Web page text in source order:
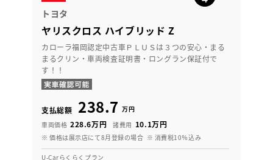
トヨタ
ヤリスクロス ハイブリッド Z
カローラ福岡認定中古車ＰＬＵＳは３つの安心・まる
まるクリン・車両検査証明書・ロングラン保証付で
す！！
支払総額 238.7 万円
車両価格 228.6万円 諸費用 10.1万円
※ 価格は展示店にて8月登録の場合 ※ 消費税10％込み
U-Carらくらくプラン